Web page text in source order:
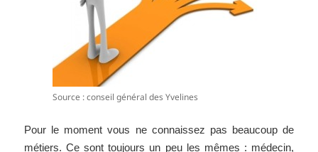
Source : conseil général des Yvelines
Pour le moment vous ne connaissez pas beaucoup de
métiers. Ce sont toujours un peu les mêmes : médecin,